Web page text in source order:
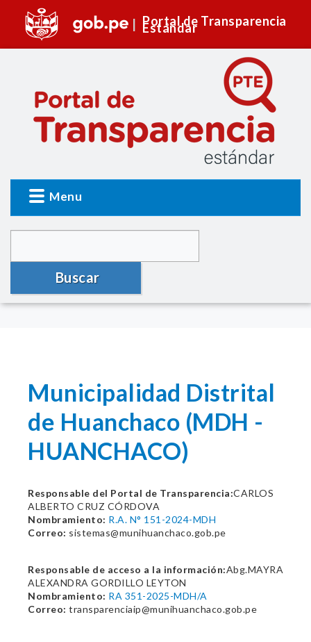
Portal de Transparencia
Estándar
Menu
Buscar
Municipalidad Distrital
de Huanchaco (MDH -
HUANCHACO)
Responsable del Portal de Transparencia:CARLOS
ALBERTO CRUZ CÓRDOVA
Nombramiento: R.A. N° 151-2024-MDH
Correo: sistemas@munihuanchaco.gob.pe
Responsable de acceso a la información:Abg.MAYRA
ALEXANDRA GORDILLO LEYTON
Nombramiento: RA 351-2025-MDH/A
Correo: transparenciaip@munihuanchaco.gob.pe